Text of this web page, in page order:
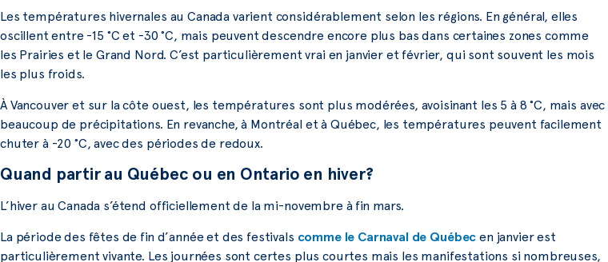
Les températures hivernales au Canada varient considérablement selon les régions. En général, elles
oscillent entre -15 °C et -30 °C, mais peuvent descendre encore plus bas dans certaines zones comme
les Prairies et le Grand Nord. C’est particulièrement vrai en janvier et février, qui sont souvent les mois
les plus froids.
À Vancouver et sur la côte ouest, les températures sont plus modérées, avoisinant les 5 à 8 °C, mais avec
beaucoup de précipitations. En revanche, à Montréal et à Québec, les températures peuvent facilement
chuter à -20 °C, avec des périodes de redoux.
Quand partir au Québec ou en Ontario en hiver?
L’hiver au Canada s’étend officiellement de la mi-novembre à fin mars.
La période des fêtes de fin d’année et des festivals comme le Carnaval de Québec en janvier est
particulièrement vivante. Les journées sont certes plus courtes mais les manifestations si nombreuses,